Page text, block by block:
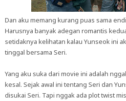
Dan aku memang kurang puas sama
Harusnya banyak adegan romantis
setidaknya kelihatan kalau Yunseok ini
tinggal bersama Seri.
Yang aku suka dari movie ini adalah
kesal. Sejak awal ini tentang Seri dan
disukai Seri. Tapi nggak ada plot twist